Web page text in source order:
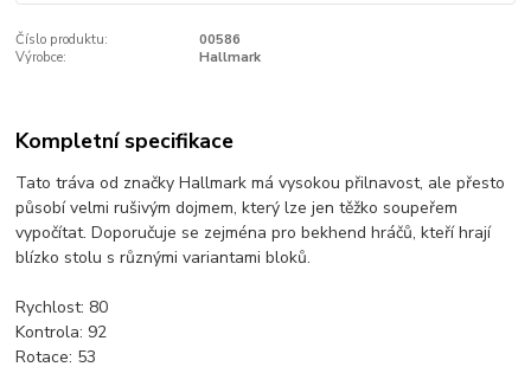
Číslo produktu:
00586
Výrobce:
Hallmark
Kompletní specifikace
Tato tráva od značky Hallmark má vysokou přilnavost, ale přesto
působí velmi rušivým dojmem, který lze jen těžko soupeřem
vypočítat. Doporučuje se zejména pro bekhend hráčů, kteří hrají
blízko stolu s různými variantami bloků.
Rychlost: 80
Kontrola: 92
Rotace: 53